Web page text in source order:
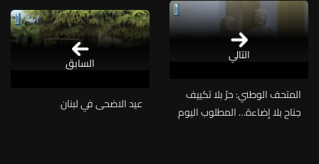
التالي
المتحف الوطني: حرّ بلا تكييف
جناح بلا إضاءة… المطلوب اليوم
عيد الاضحى في لبنان
السابق